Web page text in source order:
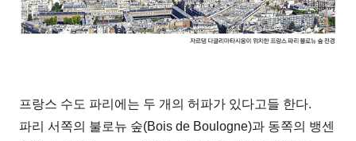
프랑스 수도 파리에는 두 개의 허파가 있다고들 한다.
파리 서쪽의 불로뉴 숲(Bois de Boulogne)과 동쪽의 뱅센